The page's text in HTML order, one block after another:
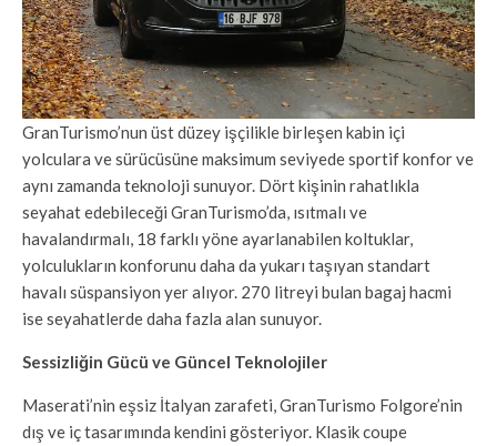
GranTurismo’nun üst düzey işçilikle birleşen kabin içi
yolculara ve sürücüsüne maksimum seviyede sportif konfor ve
aynı zamanda teknoloji sunuyor. Dört kişinin rahatlıkla
seyahat edebileceği GranTurismo’da, ısıtmalı ve
havalandırmalı, 18 farklı yöne ayarlanabilen koltuklar,
yolculukların konforunu daha da yukarı taşıyan standart
havalı süspansiyon yer alıyor. 270 litreyi bulan bagaj hacmi
ise seyahatlerde daha fazla alan sunuyor.
Sessizliğin Gücü ve Güncel Teknolojiler
Maserati’nin eşsiz İtalyan zarafeti, GranTurismo Folgore’nin
dış ve iç tasarımında kendini gösteriyor. Klasik coupe